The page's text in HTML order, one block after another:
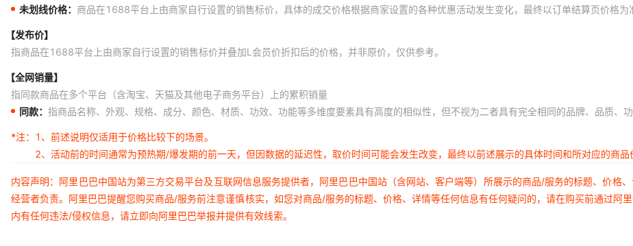
未划线价格： 商品在1688平台上由商家自行设置的销售标价，具体的成交价格根据商家设置的各种优惠活动发生变化，最终以订单结算页价格为
【发布价】
指商品在1688平台上由商家自行设置的销售标价并叠加L会员价折扣后的价格，并非原价，仅供参考。
【全网销量】
指同款商品在多个平台（含淘宝、天猫及其他电子商务平台）上的累积销量
同款： 指商品名称、外观、规格、成分、颜色、材质、功效、功能等多维度要素具有高度的相似性，但不视为二者具有完全相同的品牌、品质、功
*注：
1、前述说明仅适用于价格比较下的场景。
2、活动前的时间通常为预热期/爆发期的前一天，但因数据的延迟性，取价时间可能会发生改变，最终以前述展示的具体时间和所对应的商品
内容声明：阿里巴巴中国站为第三方交易平台及互联网信息服务提供者，阿里巴巴中国站（含网站、客户端等）所展示的商品/服务的标题、价格
经营者负责。阿里巴巴提醒您购买商品/服务前注意谨慎核实，如您对商品/服务的标题、价格、详情等任何信息有任何疑问的，请在购买前通过阿
内有任何违法/侵权信息，请立即向阿里巴巴举报并提供有效线索。